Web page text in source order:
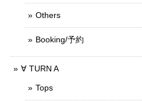
Others
Booking/予約
∀ TURN A
Tops